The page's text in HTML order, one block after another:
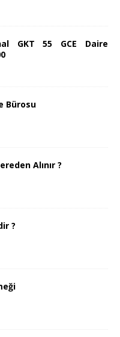
GKT 55 GCE Daire
Bürosu
Alınır ?
?